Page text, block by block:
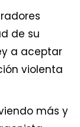
de su
a aceptar
violenta
más y